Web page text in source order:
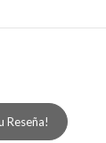
Reseña!